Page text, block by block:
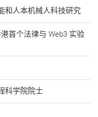
人本机械人科技研究
首个法律与 Web3 实验
科学院院士